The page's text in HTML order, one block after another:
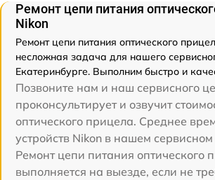
Ремонт цепи питания
Nikon
Ремонт цепи питания оптического
несложная задача для нашего
Екатеринбурге. Выполним быстро и
Позвоните нам и наш сервисного
проконсультирует и озвучит
оптического прицела. Среднее
устройств Nikon в нашем
Ремонт цепи питания оптического
выполняется на выезде, если не